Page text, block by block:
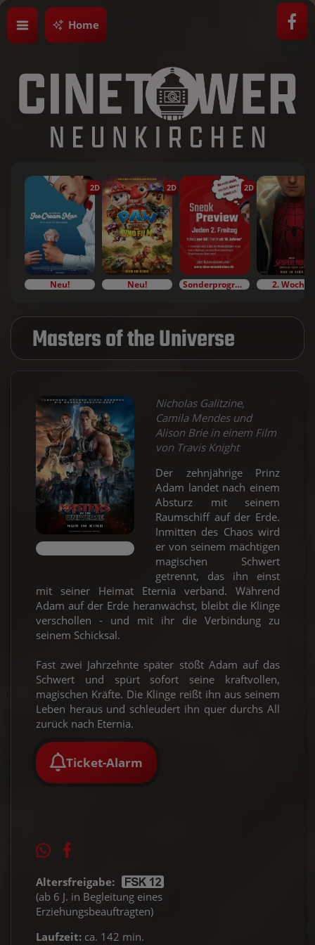
Home
2D
Neu!
2D
Neu!
2D
Sonderprogramm 2. Woche!
Masters of the Universe
Nicholas Galitzine,
Camila Mendes und
Alison Brie in einem Film
von Travis Knight
Der zehnjährige Prinz
Adam landet nach einem
Absturz mit seinem
Raumschiff auf der Erde.
Inmitten des Chaos wird
er von seinem mächtigen
magischen Schwert
getrennt, das ihn einst
mit seiner Heimat Eternia verband. Während
Adam auf der Erde heranwächst, bleibt die Klinge
verschollen - und mit ihr die Verbindung zu
seinem Schicksal.
Fast zwei Jahrzehnte später stößt Adam auf das
Schwert und spürt sofort seine kraftvollen,
magischen Kräfte. Die Klinge reißt ihn aus seinem
Leben heraus und schleudert ihn quer durchs All
zurück nach Eternia.
Ticket-Alarm
Altersfreigabe:
(ab 6 J. in Begleitung eines
Erziehungsbeauftragten)
Laufzeit: ca. 142 min.